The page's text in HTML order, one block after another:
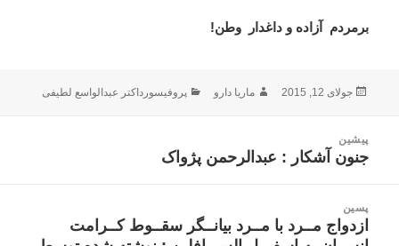
برمردم آزاده و داغدار وطن!
ارسال
جولای 12, 2015 نویسنده
ماریا دارو دسته‌ها
پروفیسورداکتر عبدالواسع لطیفی
نوشتهپیشین
نوشته
جنون آشکار : عبدالرحمن پژواک
پسین
نوشته
ازدواج مــرد با مــرد بیانــگر سقــوط کــرامت